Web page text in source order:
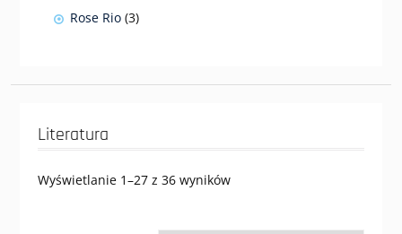
Literatura
Wyświetlanie 1–27 z 36 wynikówPosortowane
Rose Rio 33